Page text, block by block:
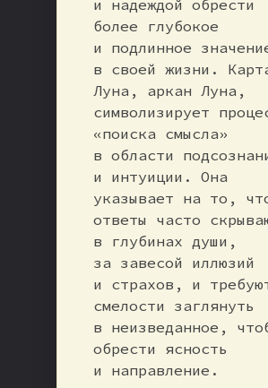
и надеждой обрести
более глубокое
и подлинное
в своей жизни.
Луна, аркан Луна,
символизирует
«поиска смысла»
в области
и интуиции. Она
указывает на то,
ответы часто
в глубинах души,
за завесой иллюзий
и страхов, и
смелости заглянуть
в неизведанное,
обрести ясность
и направление.